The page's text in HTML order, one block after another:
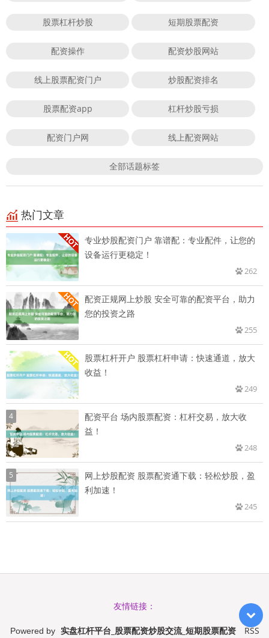
股票杠杆炒股 短期股票配资
配资操作 配资炒股网站
线上股票配资门户 炒股配资排名
股票配资app 杠杆炒股亏损
配资门户网 线上配资网站
全部话题标签
热门文章
专业炒股配资门户 靠谱配：专业配件，让您的
设备运行更稳定！
262
配资正规网上炒股 安全可靠的配资平台，助力
您的投资之路
255
股票杠杆开户 股票杠杆申请：快速通道，放大
收益！
249
4
配资平台 场内股票配资：杠杆交易，放大收
益！
248
5
网上炒股配资 股票配资通下载：轻松炒股，盈
利加速！
245
友情链接：
Powered by 实盘杠杆平台_股票配资炒股交流_短期股票配资 RSS